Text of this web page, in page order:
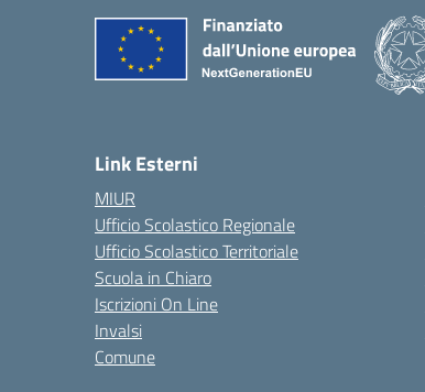
Link Esterni
MIUR
Ufficio Scolastico Regionale
Ufficio Scolastico Territoriale
Scuola in Chiaro
Iscrizioni On Line
Invalsi
Comune